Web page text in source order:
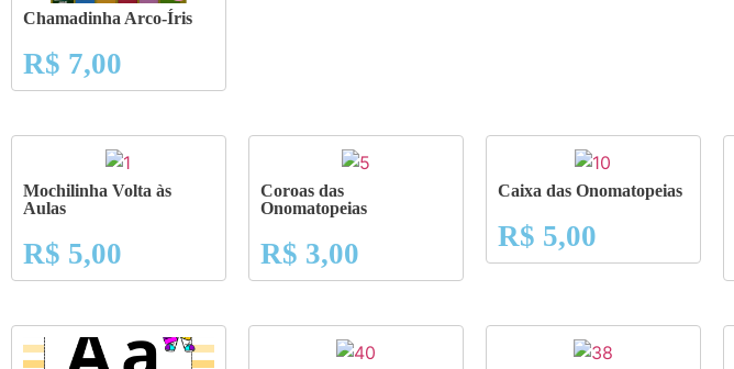
Chamadinha Arco-Íris
R$ 7,00
Mochilinha Volta às
Aulas
R$ 5,00
Coroas das
Onomatopeias
R$ 3,00
Caixa das Onomatopeias
R$ 5,00